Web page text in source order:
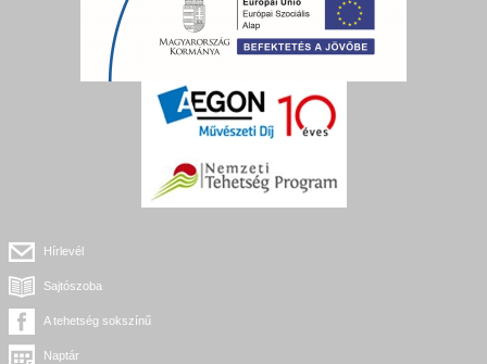
Hírlevél
Sajtószoba
A tehetség sokszínű
Naptár